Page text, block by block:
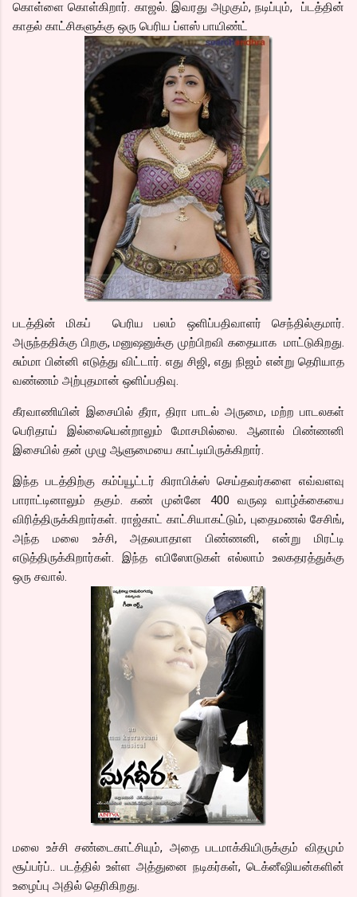
கொள்ளை கொள்கிறார். காஜல். இவரது அழகும், நடிப்பும், ப்டத்தின்
காதல் காட்சிகளுக்கு ஒரு பெரிய ப்ளஸ் பாயிண்ட்
படத்தின் மிகப் பெரிய பலம் ஒளிப்பதிவாளர் செந்தில்குமார்.
அருந்ததிக்கு பிறகு, மனுஷனுக்கு முற்பிறவி கதையாக மாட்டுகிறது.
சும்மா பின்னி எடுத்து விட்டார். எது சிஜி, எது நிஜம் என்று தெரியாத
வண்ணம் அற்புதமான் ஒளிப்பதிவு.
கீரவாணியின் இசையில் தீரா, திரா பாடல் அருமை, மற்ற பாடலகள்
பெரிதாய் இல்லையென்றாலும் மோசமில்லை. ஆனால் பிண்ணனி
இசையில் தன் முழு ஆளுமையை காட்டியிருக்கிறார்.
இந்த படத்திற்கு கம்ப்யூட்டர் கிராபிக்ஸ் செய்தவர்களை எவ்வளவு
பாராட்டினாலும் தகும். கண் முன்னே 400 வருஷ வாழ்க்கையை
விரித்திருக்கிறார்கள். ராஜ்காட் காட்சியாகட்டும், புதைமணல் சேசிங்,
அந்த மலை உச்சி, அதலபாதாள பிண்ணனி, என்று மிரட்டி
எடுத்திருக்கிறார்கள். இந்த எபிஸோடுகள் எல்லாம் உலகதரத்துக்கு
ஒரு சவால்.
மலை உச்சி சண்டைகாட்சியும், அதை படமாக்கியிருக்கும் விதமும்
சூப்பர்ப்.. படத்தில் உள்ள அத்துனை நடிகர்கள், டெக்னீஷியன்களின்
உழைப்பு அதில் தெரிகிறது.